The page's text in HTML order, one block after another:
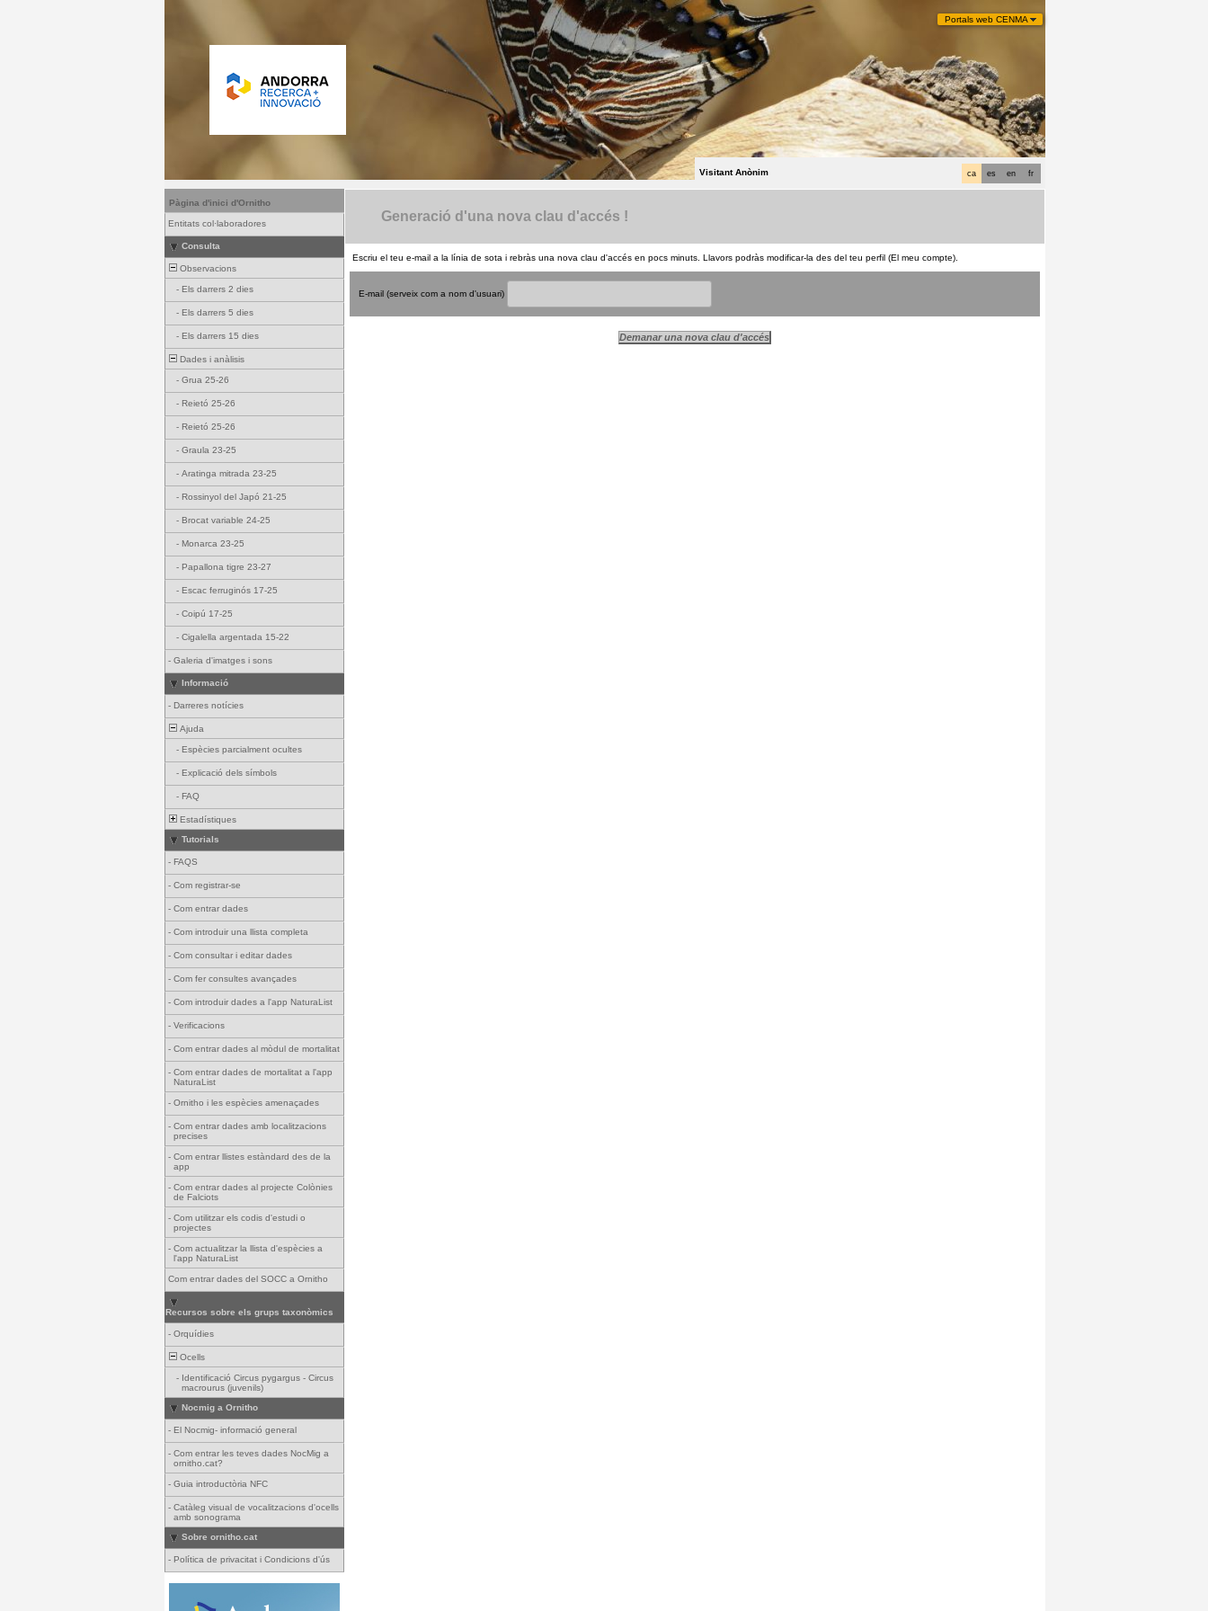
Portals web CENMA
fr
en
es
ca
Visitant Anònim
Pàgina d'inici d'Ornitho
Entitats col·laboradores
Consulta
Observacions
- Els darrers 2 dies
- Els darrers 5 dies
- Els darrers 15 dies
Dades i anàlisis
- Grua 25-26
- Reietó 25-26
- Reietó 25-26
- Graula 23-25
- Aratinga mitrada 23-25
- Rossinyol del Japó 21-25
- Brocat variable 24-25
- Monarca 23-25
- Papallona tigre 23-27
- Escac ferruginós 17-25
- Coipú 17-25
- Cigalella argentada 15-22
- Galeria d'imatges i sons
Informació
- Darreres notícies
Ajuda
- Espècies parcialment ocultes
- Explicació dels símbols
- FAQ
Estadístiques
Tutorials
- FAQS
- Com registrar-se
- Com entrar dades
- Com introduir una llista completa
- Com consultar i editar dades
- Com fer consultes avançades
- Com introduir dades a l'app NaturaList
- Verificacions
- Com entrar dades al mòdul de mortalitat
- Com entrar dades de mortalitat a l'app
NaturaList
- Ornitho i les espècies amenaçades
- Com entrar dades amb localitzacions
precises
- Com entrar llistes estàndard des de la
app
- Com entrar dades al projecte Colònies
de Falciots
- Com utilitzar els codis d'estudi o
projectes
- Com actualitzar la llista d'espècies a
l'app NaturaList
Com entrar dades del SOCC a Ornitho
Recursos sobre els grups taxonòmics
- Orquídies
Ocells
- Identificació Circus pygargus - Circus
macrourus (juvenils)
Nocmig a Ornitho
- El Nocmig- informació general
- Com entrar les teves dades NocMig a
ornitho.cat?
- Guia introductòria NFC
- Catàleg visual de vocalitzacions d'ocells
amb sonograma
Sobre ornitho.cat
- Política de privacitat i Condicions d'ús
Generació d'una nova clau d'accés !
Escriu el teu e-mail a la línia de sota i rebràs una nova clau d'accés en pocs minuts. Llavors podràs modificar-la des del teu perfil (El meu compte).
E-mail (serveix com a nom d'usuari)